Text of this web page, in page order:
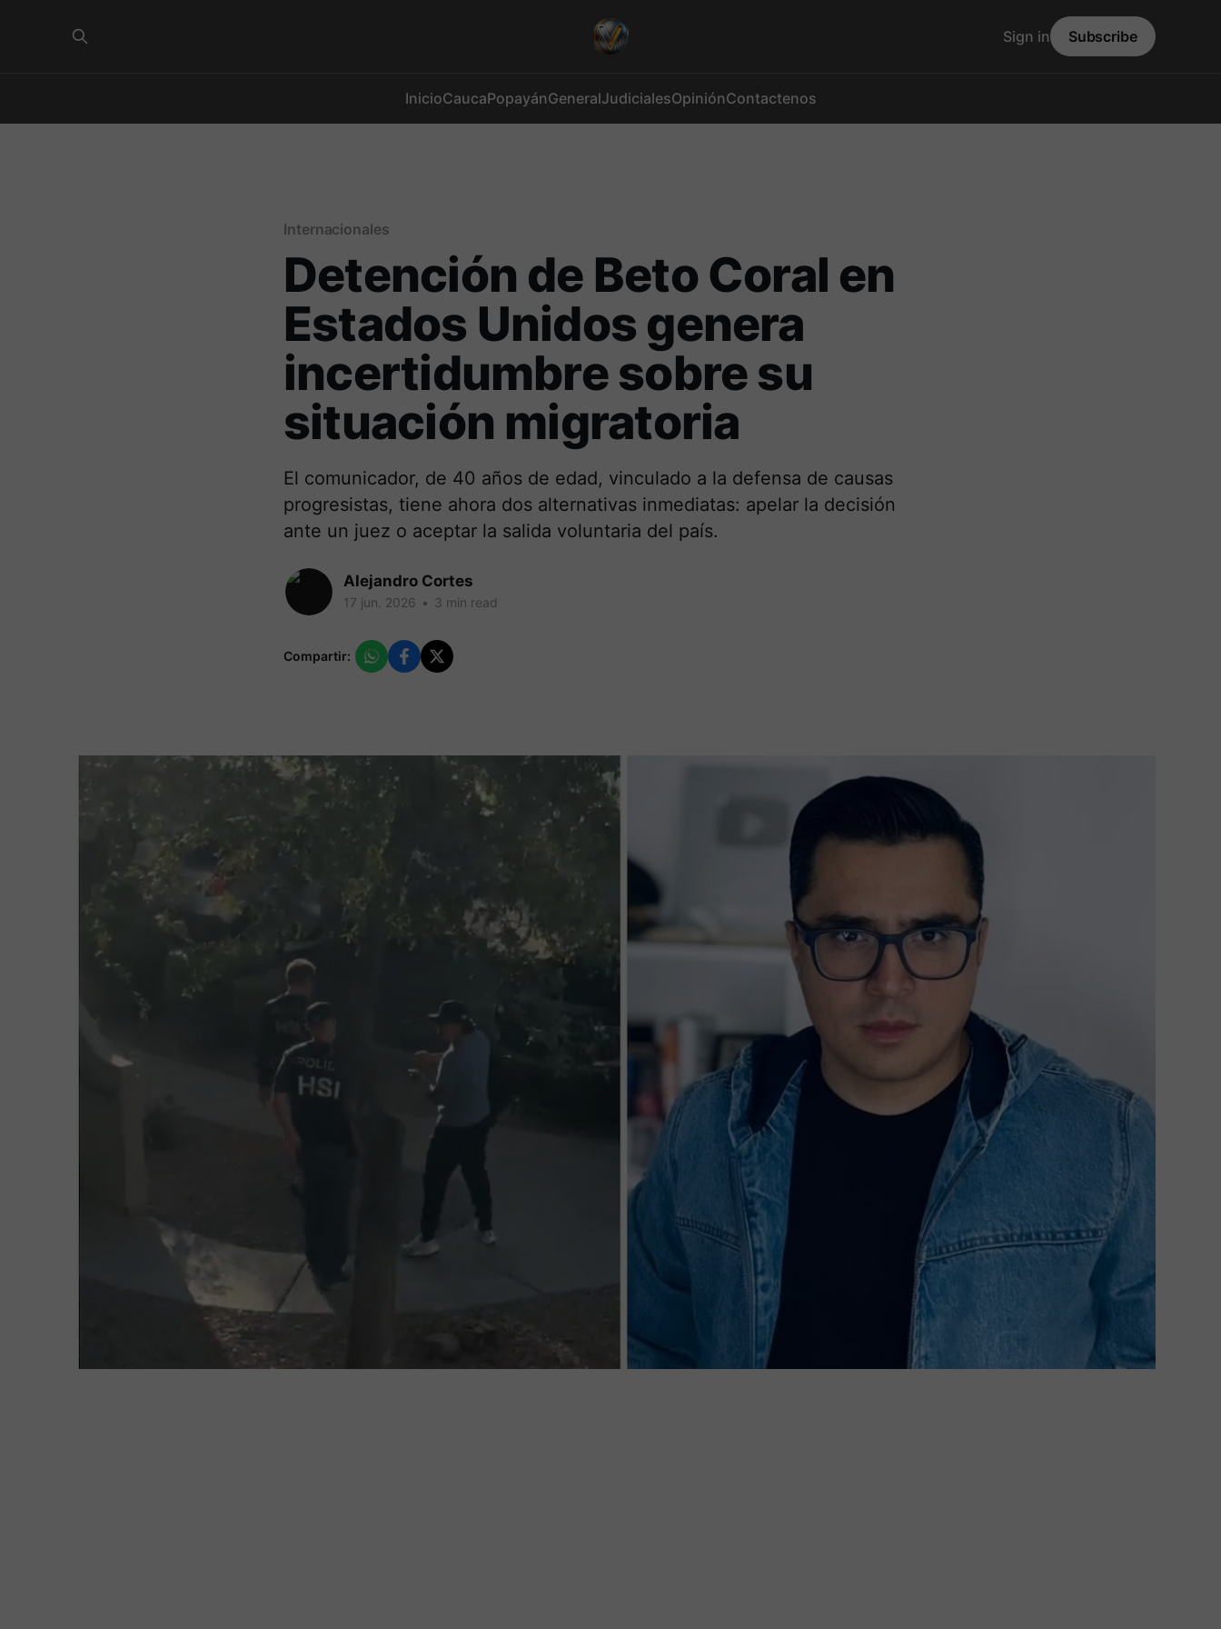
InicioCaucaPopayánGeneralJudicialesOpiniónContactenos
Sign in Subscribe
Internacionales
Detención de Beto Coral en
Estados Unidos genera
incertidumbre sobre su
situación migratoria
El comunicador, de 40 años de edad, vinculado a la defensa de causas
progresistas, tiene ahora dos alternativas inmediatas: apelar la decisión
ante un juez o aceptar la salida voluntaria del país.
Alejandro Cortes
17 jun. 2026 • 3 min read
Compartir: